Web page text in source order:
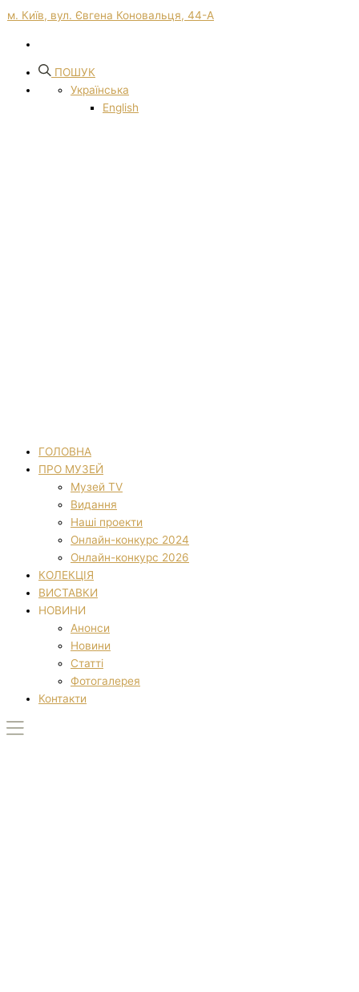
м. Київ, вул. Євгена Коновальця, 44-А
ПОШУК
Українська
English
ГОЛОВНА
ПРО МУЗЕЙ
Музей TV
Видання
Наші проекти
Онлайн-конкурс 2024
Онлайн-конкурс 2026
КОЛЕКЦІЯ
ВИСТАВКИ
НОВИНИ
Анонси
Новини
Статті
Фотогалерея
Контакти